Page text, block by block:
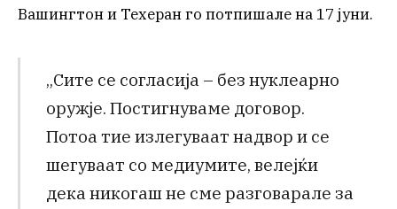
Вашингтон и Техеран го потпишале на 17 јуни.
„Сите се согласија – без нуклеарно
оружје. Постигнуваме договор.
Потоа тие излегуваат надвор и се
шегуваат со медиумите, велејќи
дека никогаш не сме разговарале за